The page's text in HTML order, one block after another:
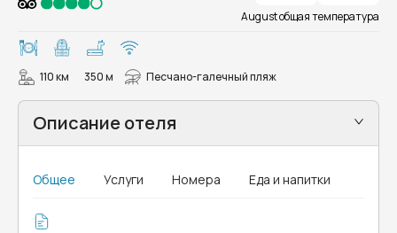
August общая температура
110 км 350 м Песчано-галечный пляж
Описание отеля
Общее Услуги Номера Еда и напитки